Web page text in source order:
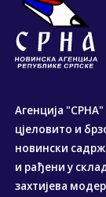
Агенција
цјеловито и
новински
и рађени у
захтијева